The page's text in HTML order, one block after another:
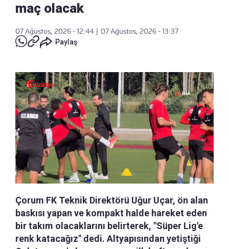
maç olacak
07 Ağustos, 2026 - 12:44
07 Ağustos, 2026 - 13:37
Paylaş
Çorum FK Teknik Direktörü Uğur Uçar, ön alan
baskısı yapan ve kompakt halde hareket eden
bir takım olacaklarını belirterek, "Süper Lig'e
renk katacağız" dedi. Altyapısından yetiştiği